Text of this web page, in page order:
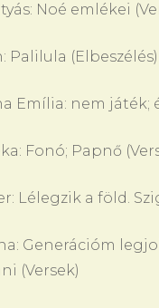
Noé emlékei
Palilula (Elbeszélés)
Emília: nem
Fonó; Papnő
Lélegzik a föld.
Generációm
(Versek)